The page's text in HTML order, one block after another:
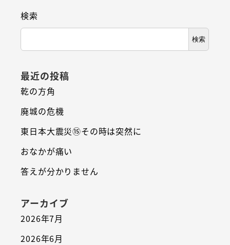
検索
検索
最近の投稿
乾の方角
廃城の危機
東日本大震災⑮その時は突然に
おなかが痛い
答えが分かりません
アーカイブ
2026年7月
2026年6月